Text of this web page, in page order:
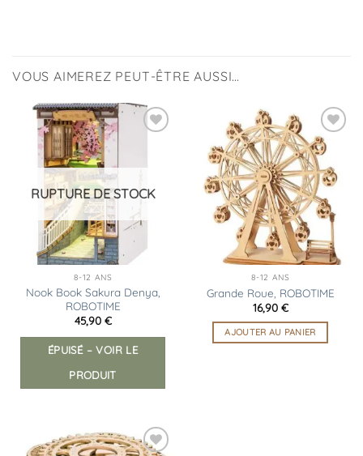
VOUS AIMEREZ PEUT-ÊTRE AUSSI…
RUPTURE DE STOCK
8-12 ANS
Nook Book Sakura Denya,
ROBOTIME
45,90 €
ÉPUISÉ – VOIR LE
PRODUIT
Ajouter
à la
liste
d’envies
8-12 ANS
Grande Roue, ROBOTIME
16,90 €
AJOUTER AU PANIER